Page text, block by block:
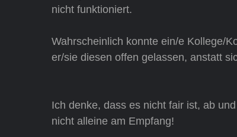
nicht funktioniert.
Wahrscheinlich konnte ein/e Kollege/
er/sie diesen offen gelassen, anstatt
Ich denke, dass es nicht fair ist, ab
nicht alleine am Empfang!